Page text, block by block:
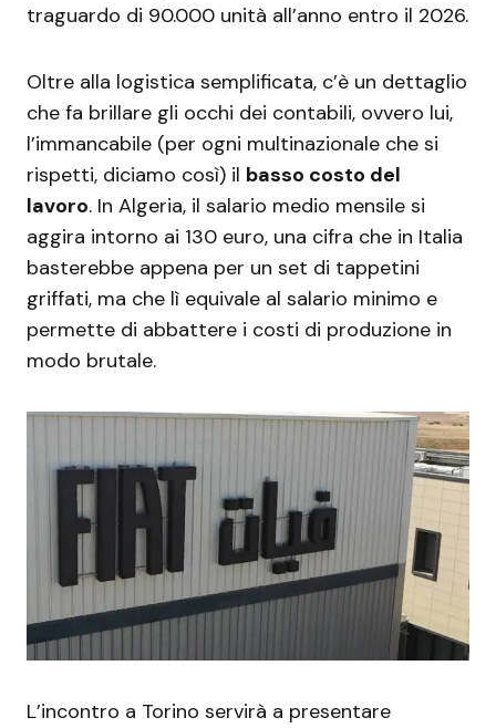
traguardo di 90.000 unità all’anno entro il 2026.
Oltre alla logistica semplificata, c’è un dettaglio
che fa brillare gli occhi dei contabili, ovvero lui,
l’immancabile (per ogni multinazionale che si
rispetti, diciamo così) il basso costo del
lavoro. In Algeria, il salario medio mensile si
aggira intorno ai 130 euro, una cifra che in Italia
basterebbe appena per un set di tappetini
griffati, ma che lì equivale al salario minimo e
permette di abbattere i costi di produzione in
modo brutale.
L’incontro a Torino servirà a presentare